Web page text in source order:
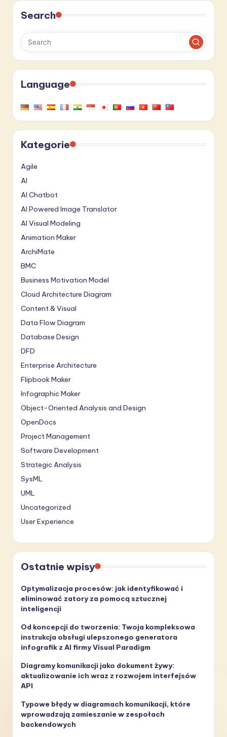
Search
Language
Kategorie
Agile
AI
AI Chatbot
AI Powered Image Translator
AI Visual Modeling
Animation Maker
ArchiMate
BMC
Business Motivation Model
Cloud Architecture Diagram
Content & Visual
Data Flow Diagram
Database Design
DFD
Enterprise Architecture
Flipbook Maker
Infographic Maker
Object-Oriented Analysis and Design
OpenDocs
Project Management
Software Development
Strategic Analysis
SysML
UML
Uncategorized
User Experience
Ostatnie wpisy
Optymalizacja procesów: jak identyfikować i
eliminować zatory za pomocą sztucznej
inteligencji
Od koncepcji do tworzenia: Twoja kompleksowa
instrukcja obsługi ulepszonego generatora
infografik z AI firmy Visual Paradigm
Diagramy komunikacji jako dokument żywy:
aktualizowanie ich wraz z rozwojem interfejsów
API
Typowe błędy w diagramach komunikacji, które
wprowadzają zamieszanie w zespołach
backendowych